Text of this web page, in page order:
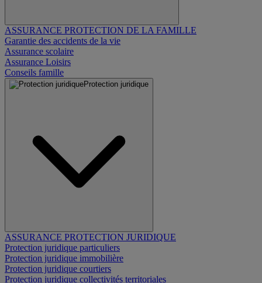
ASSURANCE PROTECTION DE LA FAMILLE
Garantie des accidents de la vie
Assurance scolaire
Assurance Loisirs
Conseils famille
Protection juridique
ASSURANCE PROTECTION JURIDIQUE
Protection juridique particuliers
Protection juridique immobilière
Protection juridique courtiers
Protection juridique collectivités territoriales